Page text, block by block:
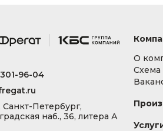
96-04
Санкт-Петербург,
наб., 36, литера А
О
Схема